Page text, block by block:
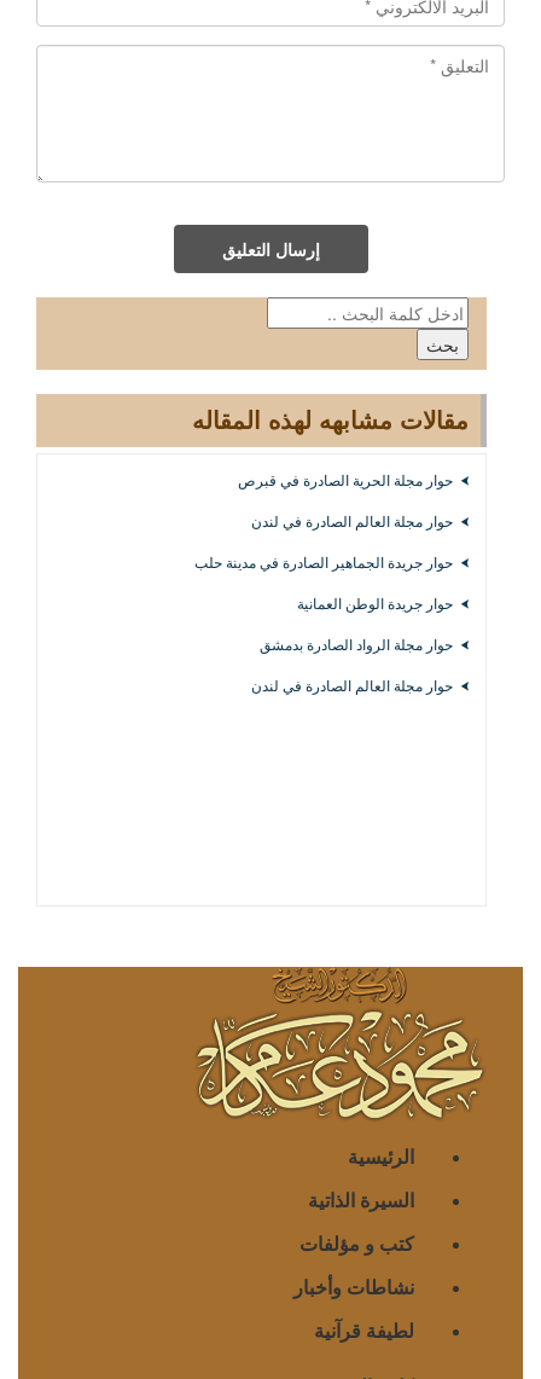
إرسال التعليق
مقالات مشابهه لهذه المقاله
حوار مجلة الحرية الصادرة في قبرص
حوار مجلة العالم الصادرة في لندن
حوار جريدة الجماهير الصادرة في مدينة حلب
حوار جريدة الوطن العمانية
حوار مجلة الرواد الصادرة بدمشق
حوار مجلة العالم الصادرة في لندن
الرئيسية
السيرة الذاتية
كتب و مؤلفات
نشاطات وأخبار
لطيفة قرآنية